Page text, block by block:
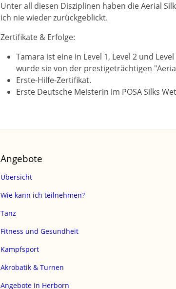
Unter all diesen Disziplinen haben die Aerial
ich nie wieder zurückgeblickt.
Zertifikate & Erfolge:
Tamara ist eine in Level 1, Level 2 und
wurde sie von der prestigeträchtigen
Erste-Hilfe-Zertifikat.
Erste Deutsche Meisterin im POSA Silks
Angebote
Übersicht
Wie kann ich teilnehmen?
Tanz
Fitness und Gesundheit
Kampfsport
Akrobatik & Turnen
Angebote in Herborn